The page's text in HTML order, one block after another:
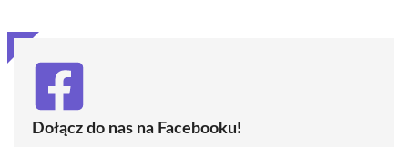
Dołącz do nas na Facebooku!